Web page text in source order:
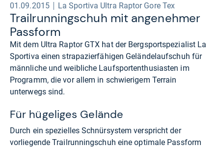
01.09.2015 La Sportiva Ultra Raptor Gore Tex
Trail­run­ning­schuh mit ange­neh­mer
Pass­form
Mit dem Ultra Raptor GTX hat der Bergsportspezialist La
Sportiva einen strapazierfähigen Geländelaufschuh für
männliche und weibliche Laufsportenthusiasten im
Programm, die vor allem in schwierigem Terrain
unterwegs sind.
Für hügeliges Gelände
Durch ein spezielles Schnürsystem verspricht der
vorliegende Trailrunningschuh eine optimale Passform